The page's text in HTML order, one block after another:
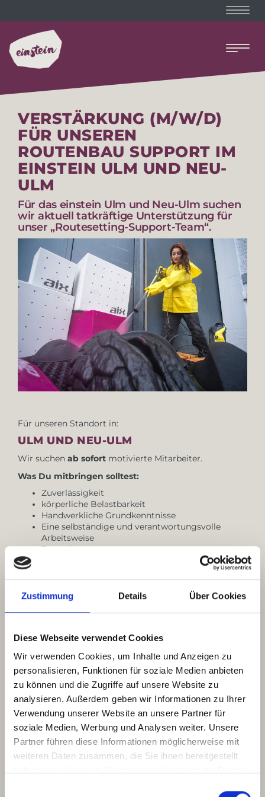
Zustimmung Details Über Cookies
Diese Webseite verwendet Cookies
Wir verwenden Cookies, um Inhalte und Anzeigen zu
personalisieren, Funktionen für soziale Medien anbieten
zu können und die Zugriffe auf unsere Website zu
analysieren. Außerdem geben wir Informationen zu Ihrer
Verwendung unserer Website an unsere Partner für
soziale Medien, Werbung und Analysen weiter. Unsere
Partner führen diese Informationen möglicherweise mit
weiteren Daten zusammen, die Sie ihnen bereitgestellt
VERSTÄRKUNG (M/W/D)
FÜR UNSEREN
ROUTENBAU SUPPORT IM
EINSTEIN ULM UND NEU-
ULM
Für das einstein Ulm und Neu-Ulm suchen
wir aktuell tatkräftige Unterstützung für
unser „Routesetting-Support-Team“.
Für unseren Standort in:
ULM UND NEU-ULM
Wir suchen ab sofort motivierte Mitarbeiter.
Was Du mitbringen solltest:
Zuverlässigkeit
körperliche Belastbarkeit
Handwerkliche Grundkenntnisse
Eine selbständige und verantwortungsvolle
Arbeitsweise
Teamplayer
Aufgabenbereich:
Abschrauben der Griffe/Volumen
Hochdruckreiniger/Lauge-Becken)
Lagerorganisation
Generell: Unterstützung beim Routenbau
Was Dich erwartet:
Wir heißen Dich mit offenen Armen in unserer
einstein-Community willkommen. Bei einer zeitlich
flexiblen Arbeitszeitgestaltung erhältst du bei uns eine
Lohnpauschale pro Einsatz, Einblicke in den
professionellen Routenbau, ein Monatsabo nach einer
Kostenersparnis für deine Boulderleidenschaft.